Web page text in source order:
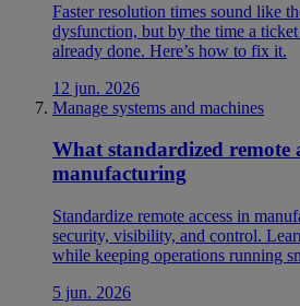
Faster resolution times sound like
dysfunction, but by the time a ticket
already done. Here’s how to fix it.
12 jun. 2026
Manage systems and machines
What standardized remote
manufacturing
Standardize remote access in
security, visibility, and control.
while keeping operations running
5 jun. 2026